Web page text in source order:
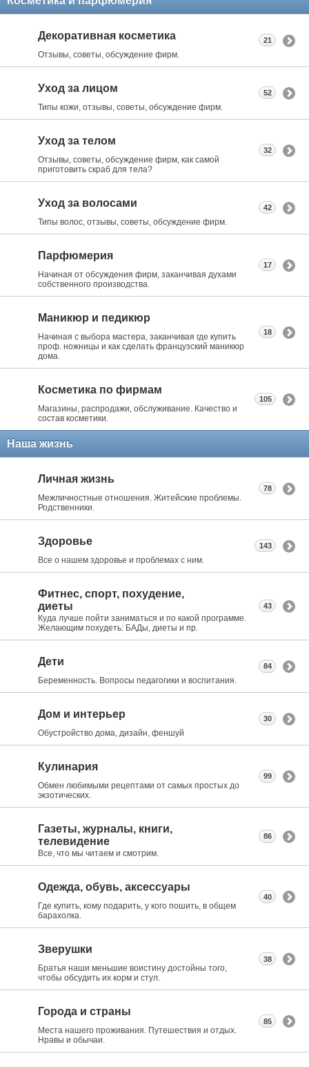
Декоративная косметика
Отзывы, советы, обсуждение фирм.
21
Уход за лицом
Типы кожи, отзывы, советы, обсуждение фирм.
52
Уход за телом
Отзывы, советы, обсуждение фирм, как самой
приготовить скраб для тела?
32
Уход за волосами
Типы волос, отзывы, советы, обсуждение фирм.
42
Парфюмерия
Начиная от обсуждения фирм, заканчивая духами
собственного производства.
17
Маникюр и педикюр
Начиная с выбора мастера, заканчивая где купить
проф. ножницы и как сделать французский маникюр
дома.
18
Косметика по фирмам
Магазины, распродажи, обслуживание. Качество и
состав косметики.
105
Наша жизнь
Личная жизнь
Межличностные отношения. Житейские проблемы.
Родственники.
78
Здоровье
Все о нашем здоровье и проблемах с ним.
143
Фитнес, спорт, похудение,
диеты
Куда лучше пойти заниматься и по какой программе.
Желающим похудеть: БАДы, диеты и пр.
43
Дети
Беременность. Вопросы педагогики и воспитания.
84
Дом и интерьер
Обустройство дома, дизайн, феншуй
30
Кулинария
Обмен любимыми рецептами от самых простых до
экзотических.
99
Газеты, журналы, книги,
телевидение
Все, что мы читаем и смотрим.
86
Одежда, обувь, аксессуары
Где купить, кому подарить, у кого пошить, в общем
барахолка.
40
Зверушки
Братья наши меньшие воистину достойны того,
чтобы обсудить их корм и стул.
38
Города и страны
Места нашего проживания. Путешествия и отдых.
Нравы и обычаи.
85